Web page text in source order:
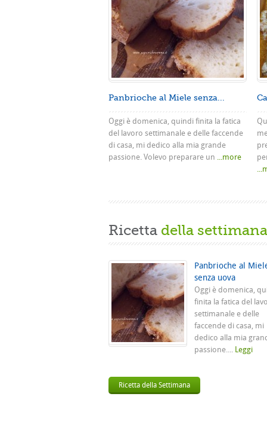
Panbrioche al Miele senza...
Oggi è domenica, quindi finita la fatica
del lavoro settimanale e delle faccende
di casa, mi dedico alla mia grande
passione. Volevo preparare un ...more
Ricetta della settimana
Panbrioche al
senza uova
Oggi è domenica,
finita la fatica del
settimanale e delle
faccende di casa, mi
dedico alla mia
passione.... Leggi
Ricetta della Settimana